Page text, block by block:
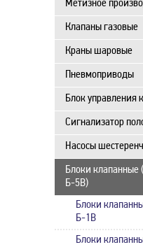
Метизное
Клапаны газовые
Краны шаровые
Пневмоприводы
Блок управления
Сигнализатор
Насосы
Блоки
Б-5В)
Блоки
Б-1В
Блоки